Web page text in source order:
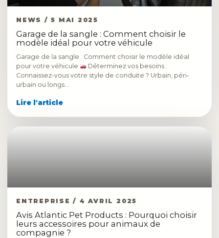
NEWS / 5 MAI 2025
Garage de la sangle : Comment choisir le
modèle idéal pour votre véhicule
Garage de la sangle : Comment choisir le modèle idéal
pour votre véhicule
Déterminez vos besoins :
Connaissez-vous votre style de conduite ? Urbain, péri-
urbain ou longs…
Lire l'article
ENTREPRISE / 4 AVRIL 2025
Avis Atlantic Pet Products : Pourquoi choisir
leurs accessoires pour animaux de
compagnie ?